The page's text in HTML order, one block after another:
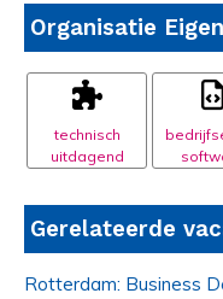
Organisatie
technisch
uitdagend
Gerelateerde
Rotterdam: Business